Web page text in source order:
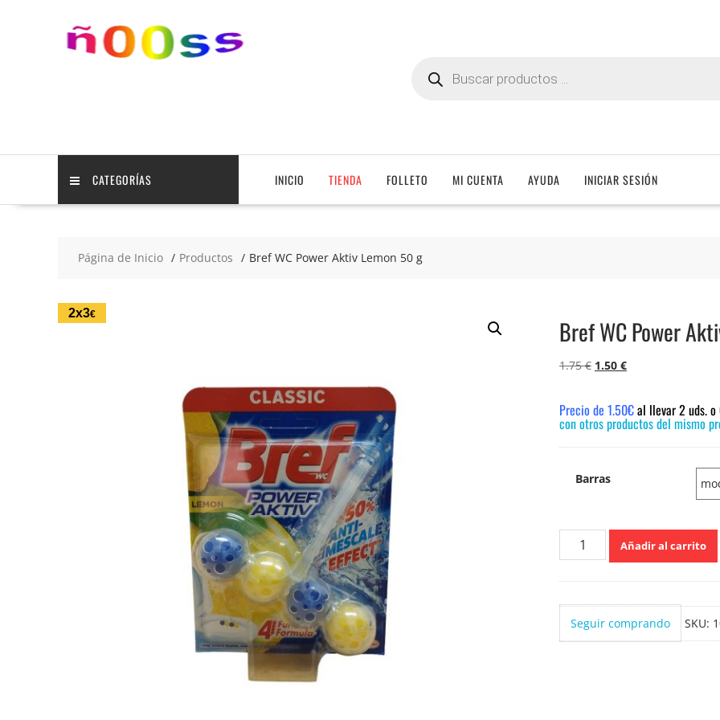
productos
CATEGORÍAS INICIO TIENDA FOLLETO MI CUENTA AYUDA INICIAR SESIÓN
Página de Inicio Productos Bref WC Power Aktiv Lemon 50 g
2x3€
Bref WC Power
1.75€ El
era:
1.75 €.
1.50 €El
es:
1.50 €.
Precio de 1.50€al llevar 2 uds. o
con otros productos del mismo
Barras
Lemon
50
g
Añadir al carrito
Seguir comprando SKU: